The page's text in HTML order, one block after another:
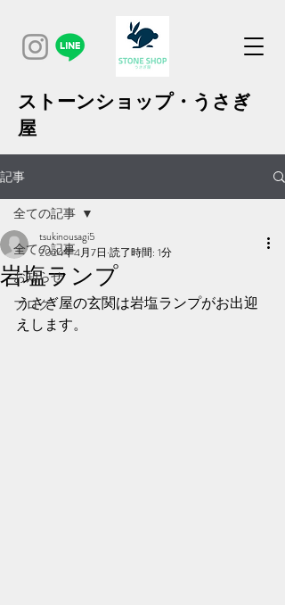
ストーンショップ・うさぎ
屋
記事
全ての記事
お知らせ
ブログ
全ての記事
岩塩ランプ
tsukinousagi5
2024年4月7日 読了時間: 1分
うさぎ屋の玄関は岩塩ランプがお出迎
えします。